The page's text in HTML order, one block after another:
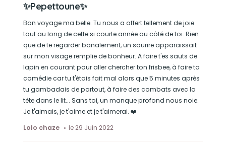
✨Pepettoune✨
Bon voyage ma belle. Tu nous a offert tellement de joie
tout au long de cette si courte année au côté de toi. Rien
que de te regarder banalement, un sourire apparaissait
sur mon visage remplie de bonheur. A faire t'es sauts de
lapin en courant pour aller chercher ton frisbee, à faire ta
comédie car tu t'étais fait mal alors que 5 minutes après
tu gambadais de partout, à faire des combats avec la
tête dans le lit... Sans toi, un manque profond nous noie.
Je t'aimais, je t'aime et je t'aimerai. ❤️
Lolo chaze
le 29 Juin 2022